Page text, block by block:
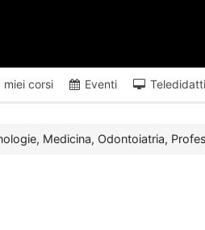
miei corsi Eventi
Medicina, Odontoiatria,